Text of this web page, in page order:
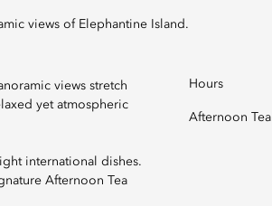
views of Elephantine Island.
views stretch
yet atmospheric
international dishes.
Afternoon Tea
Hours
Afternoon Tea